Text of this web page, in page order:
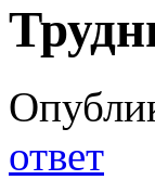
ответ